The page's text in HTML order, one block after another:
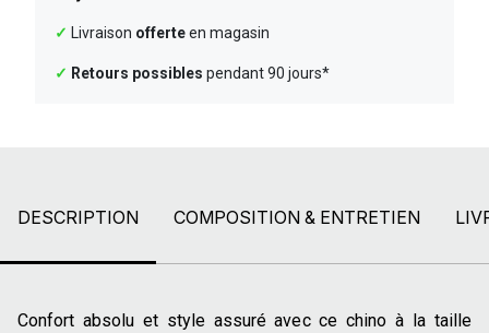
✓ Livraison offerteen magasin
✓ Retours possibles pendant 90 jours*
DESCRIPTION COMPOSITION & ENTRETIEN
Confort absolu et style assuré avec ce chino à la taille